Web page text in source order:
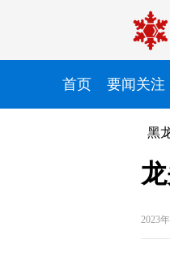
首页 要闻关注
黑
2023